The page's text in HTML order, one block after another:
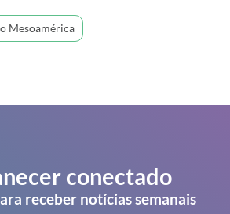
Mesoamérica
conectado
receber notícias semanais